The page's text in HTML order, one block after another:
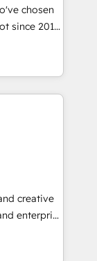
we
chosen
since 2014
value...
existing
⬅️
Kickstart
the center
or
or
creative
enterprise